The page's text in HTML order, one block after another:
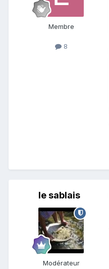
Membre
8
le sablais
Modérateur